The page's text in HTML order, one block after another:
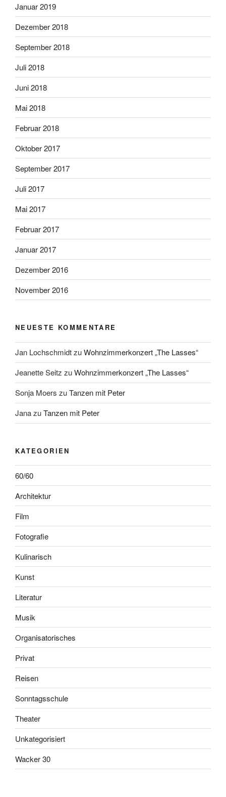
Januar 2019
Dezember 2018
September 2018
Juli 2018
Juni 2018
Mai 2018
Februar 2018
Oktober 2017
September 2017
Juli 2017
Mai 2017
Februar 2017
Januar 2017
Dezember 2016
November 2016
NEUESTE KOMMENTARE
Jan LochschmidtzuWohnzimmerkonzert „The Lasses“
Jeanette Seitz zuWohnzimmerkonzert „The Lasses“
Sonja Moers zuTanzen mit Peter
JanazuTanzen mit Peter
KATEGORIEN
60/60
Architektur
Film
Fotografie
Kulinarisch
Kunst
Literatur
Musik
Organisatorisches
Privat
Reisen
Sonntagsschule
Theater
Unkategorisiert
Wacker 30